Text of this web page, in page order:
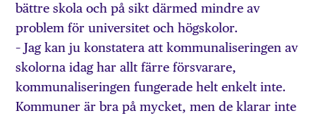
bättre skola och på sikt därmed mindre av
problem för universitet och högskolor.
– Jag kan ju konstatera att kommunaliseringen av
skolorna idag har allt färre försvarare,
kommunaliseringen fungerade helt enkelt inte.
Kommuner är bra på mycket, men de klarar inte